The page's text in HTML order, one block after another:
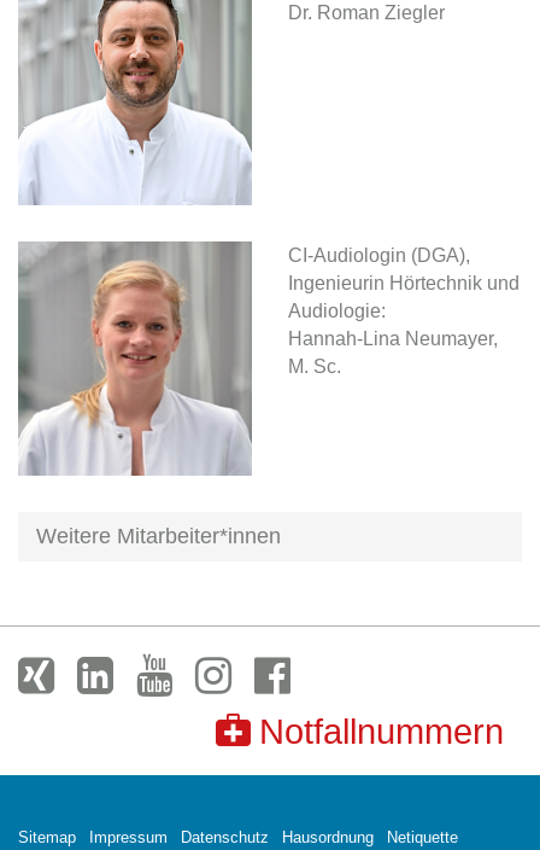
Dr. Roman Ziegler
CI-Audiologin (DGA),
Ingenieurin Hörtechnik und
Audiologie:
Hannah-Lina Neumayer,
M. Sc.
Weitere Mitarbeiter*innen
Notfallnummern
Sitemap Impressum Datenschutz Hausordnung Netiquette